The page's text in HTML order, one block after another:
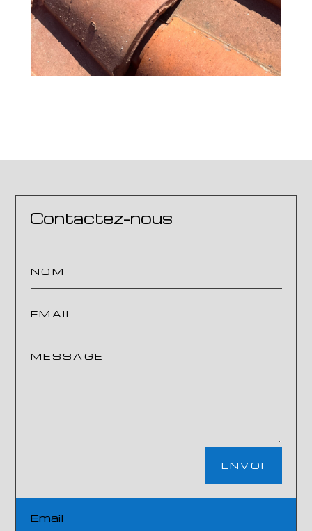
Contactez-nous
ENVOI
Email